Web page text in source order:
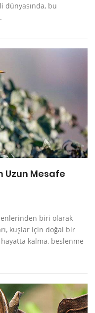
dünyasında, bu
Uzun Mesafe
biri olarak
kuşlar için doğal bir
kalma, beslenme